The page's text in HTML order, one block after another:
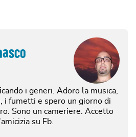
i generi. Adoro la musica,
i fumetti e spero un giorno di
Sono un cameriere. Accetto
su Fb.